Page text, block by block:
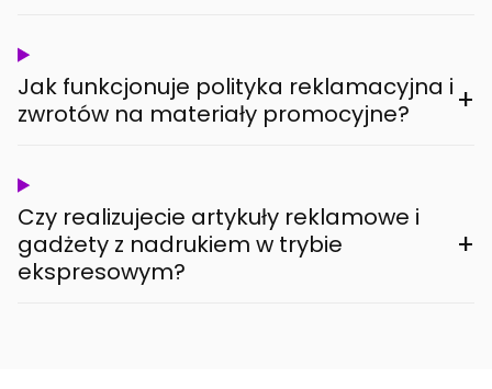
Jak funkcjonuje polityka reklamacyjna i
zwrotów na materiały promocyjne?
+
Czy realizujecie artykuły reklamowe i
gadżety z nadrukiem w trybie
ekspresowym?
+